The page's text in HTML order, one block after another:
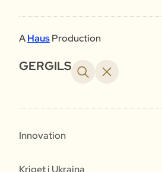
AHausProduction
GERGILS
Innovation
Kriget i Ukraina